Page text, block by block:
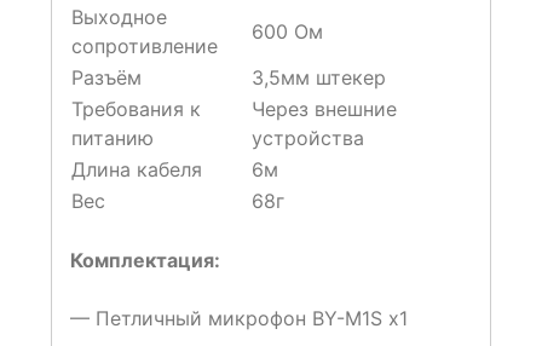
Выходное
сопротивление
600 Ом
Разъём
3,5мм штекер
Требования к
питанию
Через внешние
устройства
Длина кабеля
6м
Вес
68г
Комплектация:
— Петличный микрофон BY-M1S x1